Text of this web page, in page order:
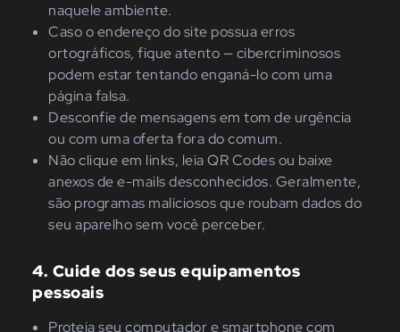
naquele ambiente.
Caso o endereço do site possua erros
ortográficos, fique atento — cibercriminosos
podem estar tentando enganá-lo com uma
página falsa.
Desconfie de mensagens em tom de urgência
ou com uma oferta fora do comum.
Não clique em links, leia QR Codes ou baixe
anexos de e-mails desconhecidos. Geralmente,
são programas maliciosos que roubam dados do
seu aparelho sem você perceber.
4. Cuide dos seus equipamentos
pessoais
Proteja seu computador e smartphone com